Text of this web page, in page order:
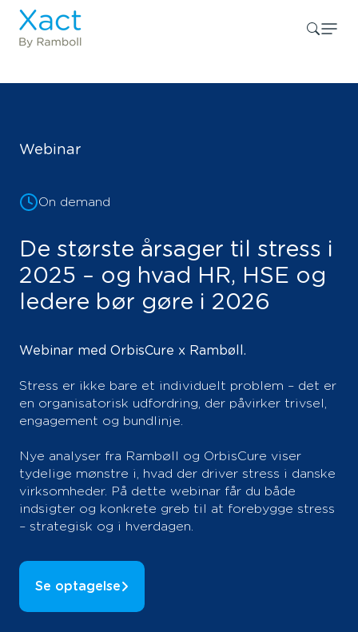
Webinar
On demand
De største årsager til stress i
2025 – og hvad HR, HSE og
ledere bør gøre i 2026
Webinar med OrbisCure x Rambøll.
Stress er ikke bare et individuelt problem – det er
en organisatorisk udfordring, der påvirker trivsel,
engagement og bundlinje.
Nye analyser fra Rambøll og OrbisCure viser
tydelige mønstre i, hvad der driver stress i danske
virksomheder. På dette webinar får du både
indsigter og konkrete greb til at forebygge stress
– strategisk og i hverdagen.
Se optagelse